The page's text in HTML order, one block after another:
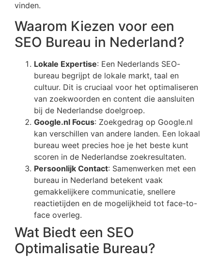
vinden.
Waarom Kiezen voor een
SEO Bureau in Nederland?
Lokale Expertise: Een Nederlands SEO-
bureau begrijpt de lokale markt, taal en
cultuur. Dit is cruciaal voor het optimaliseren
van zoekwoorden en content die aansluiten
bij de Nederlandse doelgroep.
Google.nl Focus: Zoekgedrag op Google.nl
kan verschillen van andere landen. Een lokaal
bureau weet precies hoe je het beste kunt
scoren in de Nederlandse zoekresultaten.
Persoonlijk Contact: Samenwerken met een
bureau in Nederland betekent vaak
gemakkelijkere communicatie, snellere
reactietijden en de mogelijkheid tot face-to-
face overleg.
Wat Biedt een SEO
Optimalisatie Bureau?